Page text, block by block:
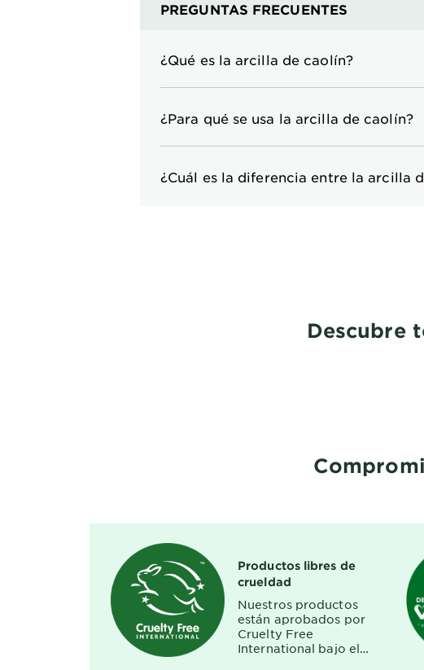
PREGUNTAS FRECUENTES
¿Qué es la arcilla de caolín?
¿Para qué se usa la arcilla de caolín?
¿Cuál es la diferencia entre la arcilla
Descubre
Productos libres de
crueldad
Nuestros productos
están aprobados por
Cruelty Free
International bajo el